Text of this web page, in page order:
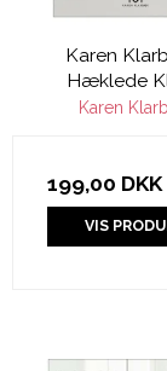
Karen
Hæklede
Karen
199,00 DKK
VIS